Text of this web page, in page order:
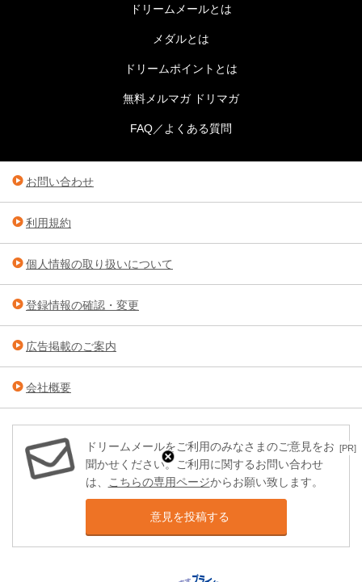
[PR]
ドリームメールとは
メダルとは
ドリームポイントとは
無料メルマガ ドリマガ
FAQ／よくある質問
お問い合わせ
利用規約
個人情報の取り扱いについて
登録情報の確認・変更
広告掲載のご案内
会社概要
ドリームメールをご利用のみなさまのご意見をお
聞かせください。ご利用に関するお問い合わせ
は、 こちらの専用ページからお願い致します。
意見を投稿する